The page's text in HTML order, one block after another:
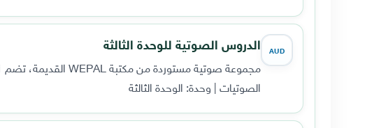
AUD الدروس الصوتية للوحدة الثالثة
مجموعة صوتية مستوردة من مكتبة WEPAL القديمة، تضم 1 مقطعاً صوتياً.
الصوتيات | وحدة: الوحدة الثالثة